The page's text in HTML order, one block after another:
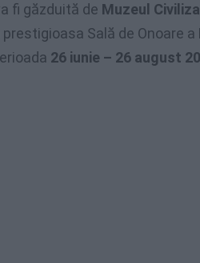
fi găzduită de Muzeul
prestigioasa Sală de Onoare a
26 iunie – 26 august